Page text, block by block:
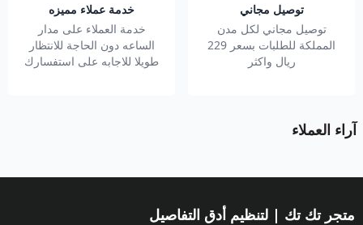
توصيل مجاني
توصيل مجاني لكل مدن
المملكة للطلبات بسعر 229
ريال واكثر
خدمة عملاء مميزه
خدمة العملاء على مدار
الساعه دون الحاجة للانتظار
طويلا للاجابه على استفسارك
آراء العملاء
متجر تك تك | لتنظيم أدق التفاصيل